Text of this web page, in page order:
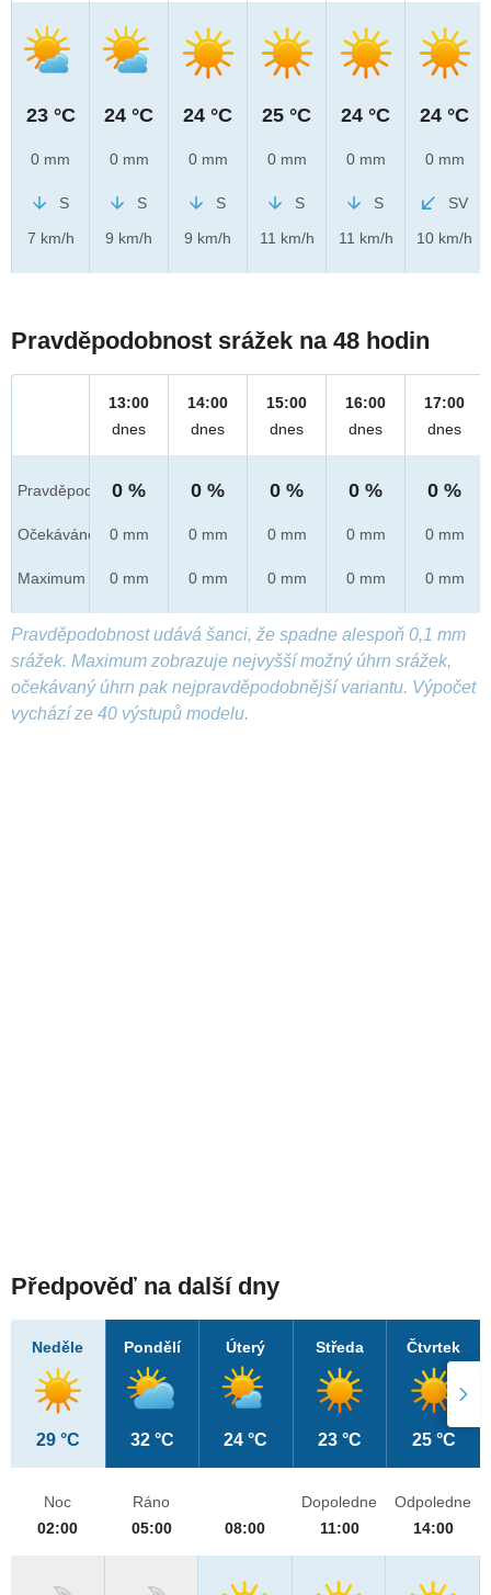
23 °C
0 mm
S
7 km/h
24 °C
0 mm
S
9 km/h
24 °C
0 mm
S
9 km/h
25 °C
0 mm
S
11 km/h
24 °C
0 mm
S
11 km/h
24 °C
0 mm
SV
10 km/h
Pravděpodobnost srážek na 48 hodin
Pravděpod.
Očekáváno
Maximum
13:00
dnes
0 %
0 mm
0 mm
14:00
dnes
0 %
0 mm
0 mm
15:00
dnes
0 %
0 mm
0 mm
16:00
dnes
0 %
0 mm
0 mm
17:00
dnes
0 %
0 mm
0 mm
Pravděpodobnost udává šanci, že spadne alespoň 0,1 mm
srážek. Maximum zobrazuje nejvyšší možný úhrn srážek,
očekávaný úhrn pak nejpravděpodobnější variantu. Výpočet
vychází ze 40 výstupů modelu.
Předpověď na další dny
Neděle
29 °C
Pondělí
32 °C
Úterý
24 °C
Středa
23 °C
Čtvrtek
25 °C
Noc
02:00
Ráno
05:00
08:00
Dopoledne
11:00
Odpoledne
14:00